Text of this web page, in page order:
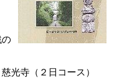
寺（２日コース）